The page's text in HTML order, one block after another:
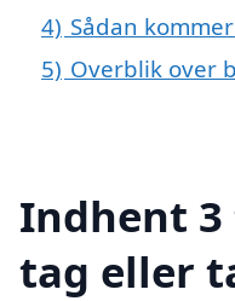
4) Sådan
5) Overblik over
Indhent
tag eller